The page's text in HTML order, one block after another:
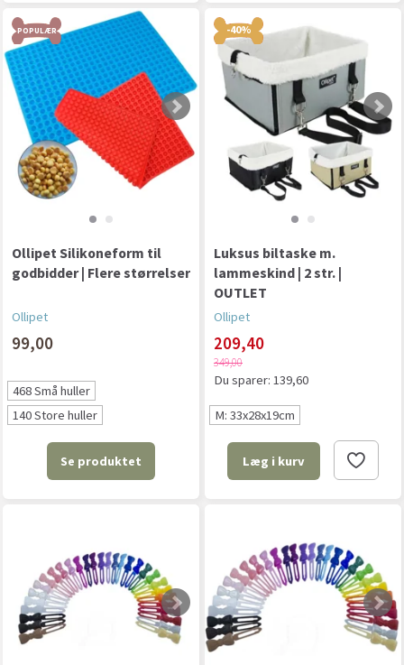
POPULÆR
Ollipet Silikoneform til
godbidder | Flere størrelser
Ollipet
99,00
468 Små huller
140 Store huller
Se produktet
-40%
Luksus biltaske m.
lammeskind | 2 str. |
OUTLET
Ollipet
209,40
349,00
Du sparer: 139,60
M: 33x28x19cm
Læg i kurv